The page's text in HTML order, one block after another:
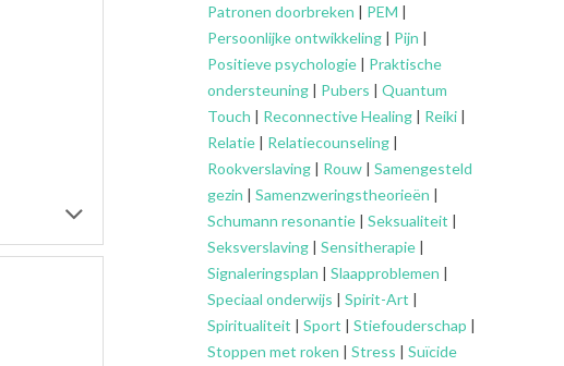
Patronen doorbreken | PEM |
Persoonlijke ontwikkeling | Pijn |
Positieve psychologie | Praktische
ondersteuning | Pubers | Quantum
Touch | Reconnective Healing | Reiki |
Relatie | Relatiecounseling |
Rookverslaving | Rouw | Samengesteld
gezin | Samenzweringstheorieën |
Schumann resonantie | Seksualiteit |
Seksverslaving | Sensitherapie |
Signaleringsplan | Slaapproblemen |
Speciaal onderwijs | Spirit-Art |
Spiritualiteit | Sport | Stiefouderschap |
Stoppen met roken | Stress | Suïcide